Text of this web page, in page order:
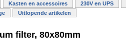
Kasten en accessoires 230V en UPS
Uitlopende artikelen
filter, 80x80mm